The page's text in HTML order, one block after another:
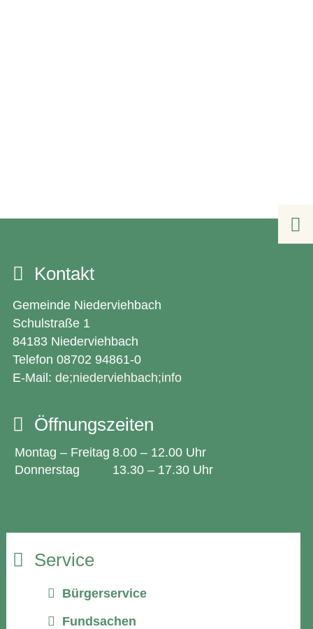
Kontakt
Gemeinde Niederviehbach
Schulstraße 1
84183 Niederviehbach
Telefon 08702 94861-0
E-Mail: de;niederviehbach;info
Öffnungszeiten
Montag – Freitag 8.00 – 12.00 Uhr
Donnerstag
13.30 – 17.30 Uhr
Service
Bürgerservice
Fundsachen
